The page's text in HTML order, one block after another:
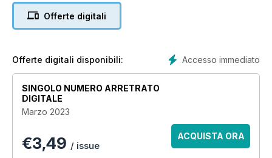
Offerte digitali
Accesso immediato
Offerte digitali disponibili:
SINGOLO NUMERO ARRETRATO
DIGITALE
Marzo 2023
€3,49 / issue
ACQUISTA ORA